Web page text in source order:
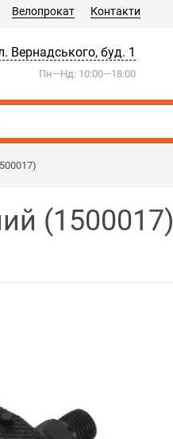
Велопрокат Контакти
Вернадського, буд. 1
Пн—Нд: 10:00—18:00
(1500017)